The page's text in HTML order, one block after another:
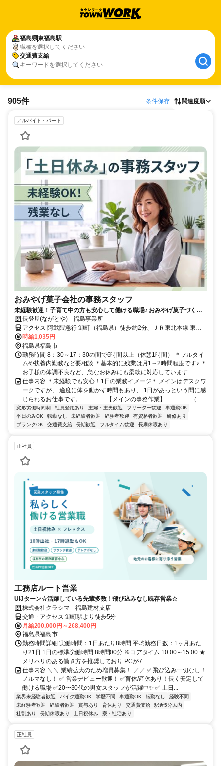
福島県東福島駅
職種を選択してください
交通費支給
キーワードを選択してください
905件 条件保存 関連度順
アルバイト・パート
おみやげ菓子会社の事務スタッフ
未経験歓迎！子育て中の方も安心して働ける職場♪ おみやげ菓子づくり
にも関われる一般事務！試食しながら楽しく意見をシェアしませんか？
長登屋(ながとや) 福島事業所
アクセス 阿武隈急行 卸町（福島県）徒歩約2分、ＪＲ東北本線 東福
島徒歩約13分、阿武隈急行 福島学院前徒歩約15分 卸町駅から徒歩3
分 車通勤ＯＫ（無料駐車場完備）
時給1,035円
福島県福島市
勤務時間 8：30～17：30の間で6時間以上（休憩1時間） ＊フルタイ
ムや扶養内勤務など要相談 ＊基本的に残業は月1～2時間程度です♪ ＊
お子様の体調不良など、急なお休みにも柔軟に対応しています
仕事内容 ＊未経験でも安心！1日の業務イメージ＊ メインはデスクワ
ークですが、 適度に体を動かす時間もあり、 1日があっという間に感
じられるお仕事です。 …………【メインの事務作業】………… （...
変形労働時間制 社員登用あり 主婦・主夫歓迎 フリーター歓迎
車通勤OK
平日のみOK
転勤なし 未経験者歓迎 経験者歓迎 有資格者歓迎
研修あり
ブランクOK
交通費支給 長期歓迎 フルタイム歓迎 長期休暇あり
正社員
工務店ルート営業
UIJターン☆活躍している先輩多数！飛び込みなし既存営業☆
株式会社クラシマ 福島建材支店
交通・アクセス 卸町駅より徒歩5分
月給200,000円～268,400円
福島県福島市
勤務時間詳細 実働時間：1日あたり8時間 平均勤務日数：1ヶ月あた
り21日 1日の標準労働時間 8時間00分 ※コアタイム 10:00～15:00 ★
メリハリのある働き方を推奨しており PCが7:...
仕事内容 ＼＼ 業績拡大のため増員募集！ ／／ ✅ 飛び込み一切なし！
ノルマなし！ ✅ 営業デビュー歓迎！ ✅育休/産休あり！長く安定して
働ける職場 ✅20〜30代の男女スタッフが活躍中✨ ✅ 土日...
業界未経験者歓迎 バイク通勤OK 学歴不問 車通勤OK 転勤なし
経験不問
未経験者歓迎
経験者歓迎 賞与あり 育休あり 交通費支給
駅近5分以内
社割あり
長期休暇あり 土日祝休み 寮・社宅あり
正社員